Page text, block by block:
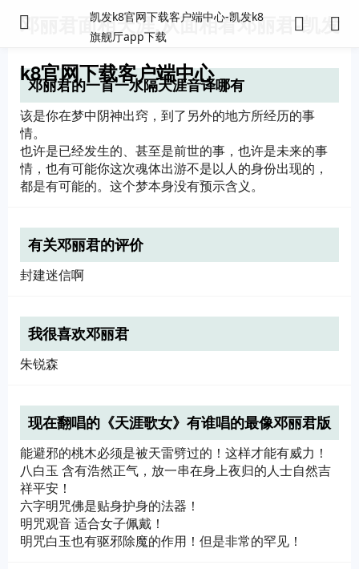
凯发k8官网下载客户端中心-凯发k8
旗舰厅app下载
邓丽君面相天涯,从面相看邓丽君-凯发
k8官网下载客户端中心
邓丽君的一首一水隔天涯音译哪有
该是你在梦中阴神出窍，到了另外的地方所经历的事
情。
也许是已经发生的、甚至是前世的事，也许是未来的事
情，也有可能你这次魂体出游不是以人的身份出现的，
都是有可能的。这个梦本身没有预示含义。
有关邓丽君的评价
封建迷信啊
我很喜欢邓丽君
朱锐森
现在翻唱的《天涯歌女》有谁唱的最像邓丽君版
的
能避邪的桃木必须是被天雷劈过的！这样才能有威力！
八白玉 含有浩然正气，放一串在身上夜归的人士自然吉
祥平安！
六字明咒佛是贴身护身的法器！
明咒观音 适合女子佩戴！
明咒白玉也有驱邪除魔的作用！但是非常的罕见！